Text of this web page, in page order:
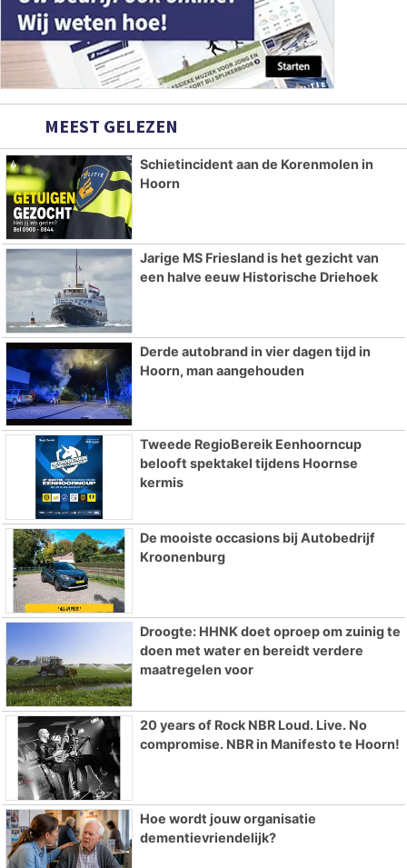
MEEST GELEZEN
Schietincident aan de Korenmolen in
Hoorn
Jarige MS Friesland is het gezicht van
een halve eeuw Historische Driehoek
Derde autobrand in vier dagen tijd in
Hoorn, man aangehouden
Tweede RegioBereik Eenhoorncup
belooft spektakel tijdens Hoornse
kermis
De mooiste occasions bij Autobedrijf
Kroonenburg
Droogte: HHNK doet oproep om zuinig te
doen met water en bereidt verdere
maatregelen voor
20 years of Rock NBR Loud. Live. No
compromise. NBR in Manifesto te Hoorn!
Hoe wordt jouw organisatie
dementievriendelijk?